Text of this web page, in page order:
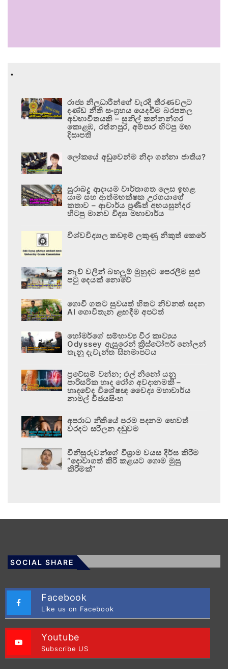
.
රාජ්‍ය නිලධාරීන්ගේ වැරදි තීරණවලට
දණ්ඩ නීති සංග්‍රහය යෙදවීම බරපතල
අවභාවිතයකි – සුනිල් කන්නන්ගර
කොළඹ, රත්නපුර, අම්පාර හිටපු මහ
දිසාපති
ලෝකයේ අඩුවෙන්ම නිදා ගන්නා ජාතිය?
සුරාබදු ආදායම වාර්තාගත ලෙස ඉහළ
යාම සහ ආත්මභක්ෂක උරගයාගේ
කතාව – ආචාර්ය ප්‍රණීත් අභයසුන්දර
හිටපු මානව විද්‍යා මහාචාර්ය
විශ්වවිද්‍යාල කඩඉම් ලකුණු නිකුත් කෙරේ
නැව් වලින් බහලුම් මුහුදට පෙරලීම සුළු
පටු දෙයක් නොවේ
ගොවි ගතට සුවයත් හිතට නිවනත් සදන
AI ගොවිතැන ළඟදීම අපටත්
හෝමර්ගේ සම්භාව්‍ය වීර කාව්‍යය
Odyssey ඇසුරෙන් ක්‍රිස්ටෝෆර් නෝලන්
තැනූ දැවැන්ත සිනමාපටය
ප්‍රවේසම් වන්න; එල් නිනෝ යනු
පාරිසරික හෘද රෝග අවදානමකි –
හෘදවේද විශේෂඥ වෛද්‍ය මහාචාර්ය
නාමල් විජයසිංහ
අපරාධ නීතියේ පරම පදනම හෙවත්
වරදට සරිලන දඬුවම
විනිසුරුවන්ගේ විශ්‍රාම වයස දීර්ඝ කිරීම
“දොවාගත් කිරි කළයට ගොම මුසු
කිරීමක්”
SOCIAL SHARE
Facebook
Like us on Facebook
Youtube
Subscribe US